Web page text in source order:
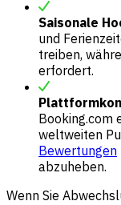
Saisonale
und
treiben,
erfordert.
Booking.com
weltweiten
Bewertungen
abzuheben.
Wenn Sie